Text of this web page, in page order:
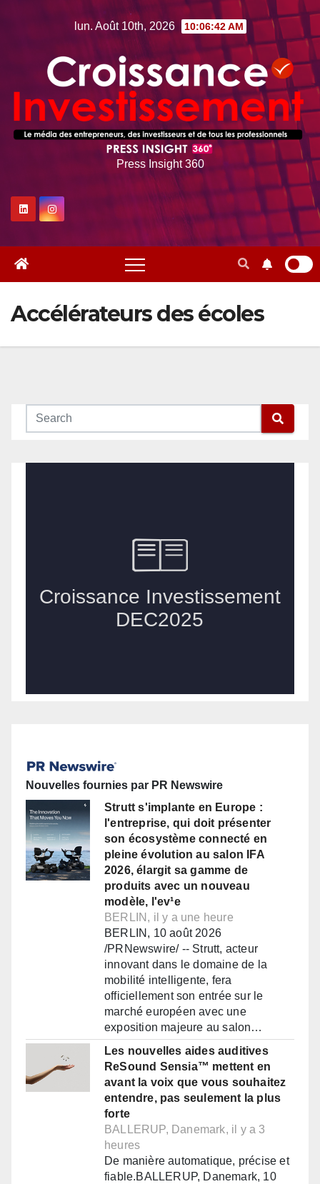
lun. Août 10th, 2026 10:06:43 AM
Press Insight 360
Accélérateurs des écoles
Nouvelles fournies par PR Newswire
Strutt s'implante en Europe :
l'entreprise, qui doit présenter
son écosystème connecté en
pleine évolution au salon IFA
2026, élargit sa gamme de
produits avec un nouveau
modèle, l'ev¹e
BERLIN, il y a une heure
BERLIN, 10 août 2026
/PRNewswire/ -- Strutt, acteur
innovant dans le domaine de la
mobilité intelligente, fera
officiellement son entrée sur le
marché européen avec une
exposition majeure au salon…
Les nouvelles aides auditives
ReSound Sensia™ mettent en
avant la voix que vous souhaitez
entendre, pas seulement la plus
forte
BALLERUP, Danemark, il y a 3
heures
De manière automatique, précise et
fiable.BALLERUP, Danemark, 10